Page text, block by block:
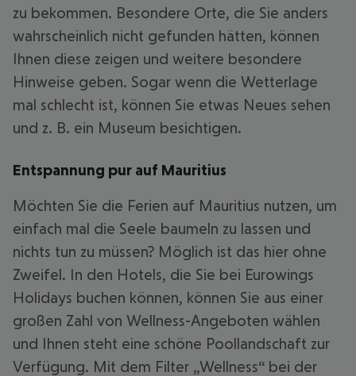
zu bekommen. Besondere Orte, die Sie anders
wahrscheinlich nicht gefunden hätten, können
Ihnen diese zeigen und weitere besondere
Hinweise geben. Sogar wenn die Wetterlage
mal schlecht ist, können Sie etwas Neues sehen
und z. B. ein Museum besichtigen.
Entspannung pur auf Mauritius
Möchten Sie die Ferien auf Mauritius nutzen, um
einfach mal die Seele baumeln zu lassen und
nichts tun zu müssen? Möglich ist das hier ohne
Zweifel. In den Hotels, die Sie bei Eurowings
Holidays buchen können, können Sie aus einer
großen Zahl von Wellness-Angeboten wählen
und Ihnen steht eine schöne Poollandschaft zur
Verfügung. Mit dem Filter „Wellness“ bei der